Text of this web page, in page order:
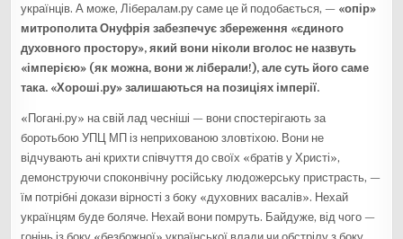
українців. А може, Лібералам.ру саме це й подобається, — «опір»
митрополита Онуфрія забезпечує збереження «єдиного
духовного простору», який вони ніколи вголос не назвуть
«імперією» (як можна, вони ж ліберали!), але суть його саме
така. «Хороші.ру» залишаються на позиціях імперії.
«Погані.ру» на свій лад чесніші — вони спостерігають за
боротьбою УПЦ МП із неприхованою зловтіхою. Вони не
відчувають ані крихти співчуття до своїх «братів у Христі»,
демонструючи споконвічну російську людожерську пристрасть, —
їм потрібні докази вірності з боку «духовних васалів». Нехай
українцям буде боляче. Нехай вони помруть. Байдуже, від чого —